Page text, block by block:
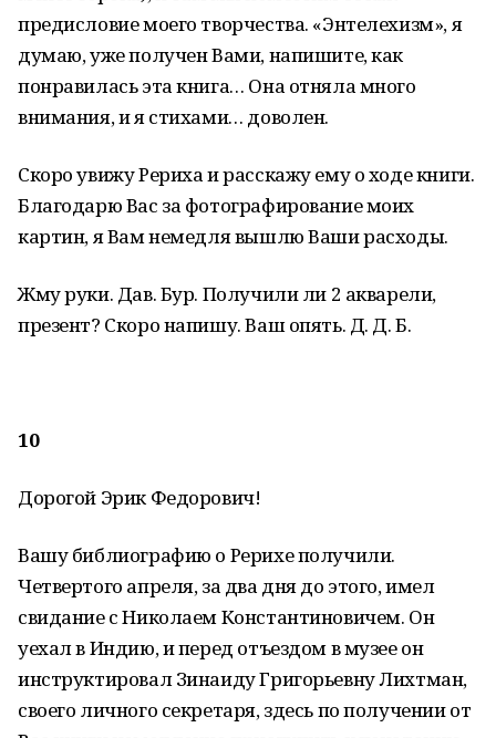
предисловие моего творчества. «Энтелехизм», я
думаю, уже получен Вами, напишите, как
понравилась эта книга… Она отняла много
внимания, и я стихами… доволен.
Скоро увижу Рериха и расскажу ему о ходе книги.
Благодарю Вас за фотографирование моих
картин, я Вам немедля вышлю Ваши расходы.
Жму руки. Дав. Бур. Получили ли 2 акварели,
презент? Скоро напишу. Ваш опять. Д. Д. Б.
10
Дорогой Эрик Федорович!
Вашу библиографию о Рерихе получили.
Четвертого апреля, за два дня до этого, имел
свидание с Николаем Константиновичем. Он
уехал в Индию, и перед отъездом в музее он
инструктировал Зинаиду Григорьевну Лихтман,
своего личного секретаря, здесь по получении от